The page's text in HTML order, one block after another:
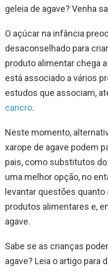
geleia de agave? Venha
O açúcar na infância
desaconselhado para
produto alimentar chega
está associado a vários
estudos que associam,
cancro.
Neste momento,
xarope de agave podem
pais, como substitutos
uma melhor opção, no
levantar questões
produtos alimentares e,
agave.
Sabe se as crianças
agave? Leia o artigo para